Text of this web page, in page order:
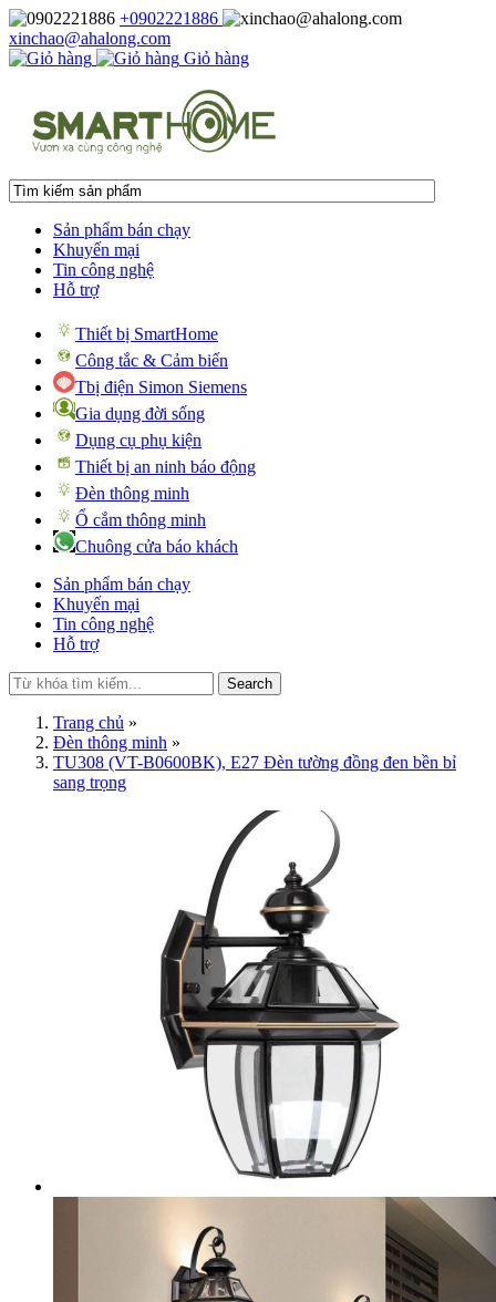
+0902221886
xinchao@ahalong.com
Giỏ hàng
Sản phẩm bán chạy
Khuyến mại
Tin công nghệ
Hỗ trợ
Thiết bị SmartHome
Công tắc & Cảm biến
Tbị điện Simon Siemens
Gia dụng đời sống
Dụng cụ phụ kiện
Thiết bị an ninh báo động
Đèn thông minh
Ổ cắm thông minh
Chuông cửa báo khách
Sản phẩm bán chạy
Khuyến mại
Tin công nghệ
Hỗ trợ
Search
Trang chủ »
Đèn thông minh »
TU308 (VT-B0600BK), E27 Đèn tường đồng đen bền bỉ
sang trọng